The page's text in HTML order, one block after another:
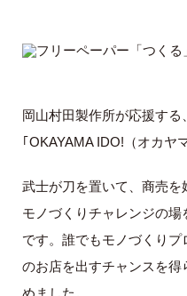
岡山村田製作所が応援する
｢OKAYAMA IDO! （オカヤ
武士が刀を置いて、商売
モノづくりチャレンジの
です。誰でもモノづくり
のお店を出すチャンスを
めました。